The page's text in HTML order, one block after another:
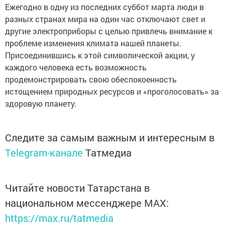
Ежегодно в одну из последних суббот марта люди в
разных странах мира на один час отключают свет и
другие электроприборы с целью привлечь внимание к
проблеме изменения климата нашей планеты.
Присоединившись к этой символической акции, у
каждого человека есть возможность
продемонстрировать свою обеспокоенность
истощением природных ресурсов и «проголосовать» за
здоровую планету.
Следите за самым важным и интересным в
Telegram-канале Татмедиа
Читайте новости Татарстана в
национальном мессенджере MАХ:
https://max.ru/tatmedia